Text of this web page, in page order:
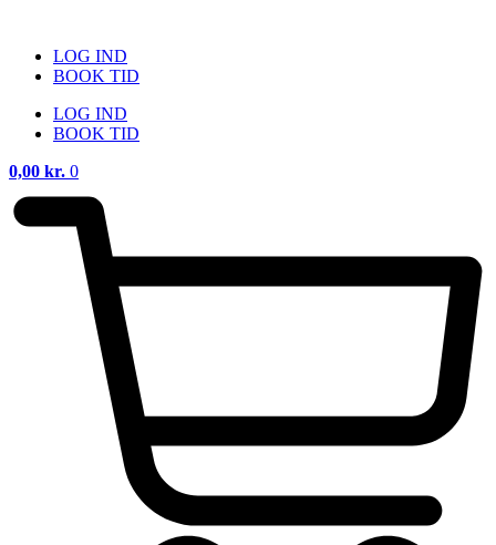
indholdLOG IND
BOOK TID
LOG IND
BOOK TID
0,00 kr. 0